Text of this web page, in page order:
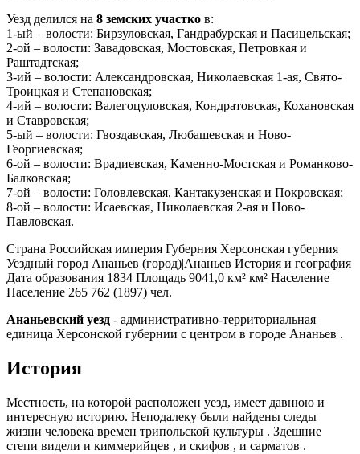
Уезд делился на 8 земских участко в:
1-ый – волости: Бирзуловская, Гандрабурская и Пасицельская;
2-ой – волости: Завадовская, Мостовская, Петровкая и
Раштадтская;
3-ий – волости: Александровская, Николаевская 1-ая, Свято-
Троицкая и Степановская;
4-ий – волости: Валегоцуловская, Кондратовская, Кохановская
и Ставровская;
5-ый – волости: Гвоздавская, Любашевская и Ново-
Георгиевская;
6-ой – волости: Врадиевская, Каменно-Мостская и Романково-
Балковская;
7-ой – волости: Головлевская, Кантакузенская и Покровская;
8-ой – волости: Исаевская, Николаевская 2-ая и Ново-
Павловская.
Страна Российская империя Губерния Херсонская губерния
Уездный город Ананьев (город)|Ананьев История и география
Дата образования 1834 Площадь 9041,0 км² км² Население
Население 265 762 (1897) чел.
Ананьевский уезд - административно-территориальная
единица Херсонской губернии с центром в городе Ананьев .
История
Местность, на которой расположен уезд, имеет давнюю и
интересную историю. Неподалеку были найдены следы
жизни человека времен трипольской культуры . Здешние
степи видели и киммерийцев , и скифов , и сарматов .